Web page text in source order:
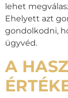
lehet
Ehelyett azt
gondolkodni,
ügyvéd.
A